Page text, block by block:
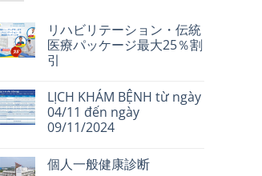
リハビリテーション・伝統
医療パッケージ最大25％割
引
LỊCH KHÁM BỆNH từ ngày
04/11 đến ngày
09/11/2024
個人一般健康診断